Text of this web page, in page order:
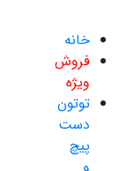
خانه
فروش
ویژه
توتون
دست
پیچ